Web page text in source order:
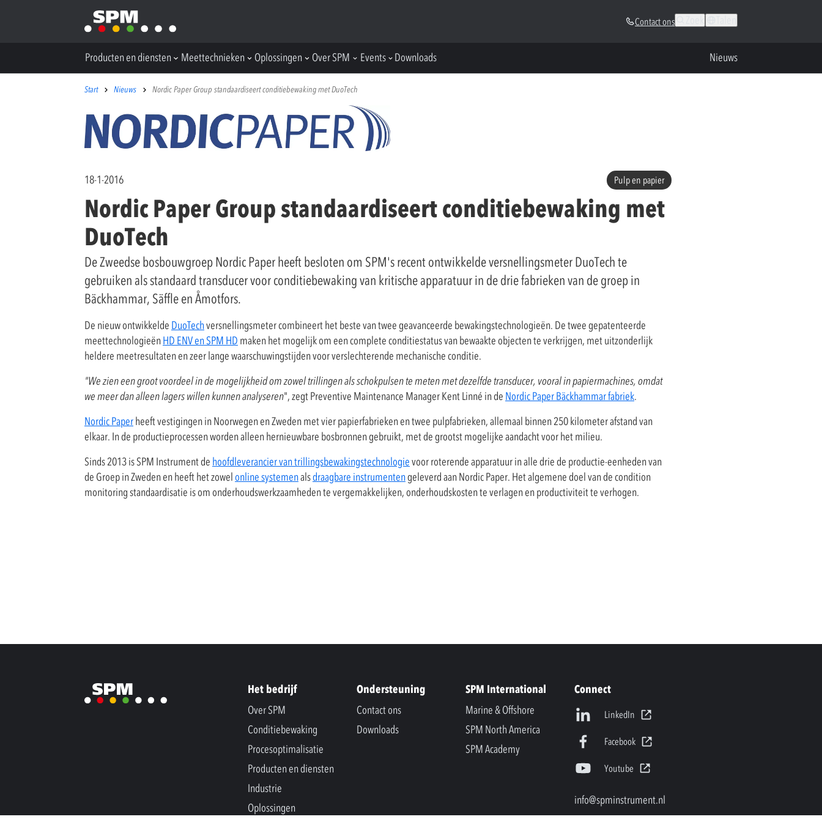
Contact ons
Producten en diensten Meettechnieken Oplossingen Over SPM Events Downloads Nieuws
Start Nieuws Nordic Paper Group standaardiseert conditiebewaking met DuoTech
18-1-2016 Pulp en papier
Nordic Paper Group standaardiseert conditiebewaking met
DuoTech
De Zweedse bosbouwgroep Nordic Paper heeft besloten om SPM's recent ontwikkelde versnellingsmeter DuoTech te
gebruiken als standaard transducer voor conditiebewaking van kritische apparatuur in de drie fabrieken van de groep in
Bäckhammar, Säffle en Åmotfors.
De nieuw ontwikkelde DuoTechversnellingsmeter combineert het beste van twee geavanceerde bewakingstechnologieën. De twee gepatenteerde
meettechnologieënHD ENV en SPM HD maken het mogelijk om een complete conditiestatus van bewaakte objecten te verkrijgen, met uitzonderlijk
heldere meetresultaten en zeer lange waarschuwingstijden voor verslechterende mechanische conditie.
"We zien een groot voordeel in de mogelijkheid om zowel trillingen als schokpulsen te meten met dezelfde transducer, vooral in papiermachines, omdat
we meer dan alleen lagers willen kunnen analyseren", zegt Preventive Maintenance Manager Kent Linné in de Nordic Paper Bäckhammar fabriek.
Nordic Paperheeft vestigingen in Noorwegen en Zweden met vier papierfabrieken en twee pulpfabrieken, allemaal binnen 250 kilometer afstand van
elkaar. In de productieprocessen worden alleen hernieuwbare bosbronnen gebruikt, met de grootst mogelijke aandacht voor het milieu.
Sinds 2013 is SPM Instrument de hoofdleverancier van trillingsbewakingstechnologievoor roterende apparatuur in alle drie de productie-eenheden van
de Groep in Zweden en heeft het zowelonline systemenalsdraagbare instrumentengeleverd aan Nordic Paper. Het algemene doel van de condition
monitoring standaardisatie is om onderhoudswerkzaamheden te vergemakkelijken, onderhoudskosten te verlagen en productiviteit te verhogen.
Het bedrijf
Over SPM
Conditiebewaking
Procesoptimalisatie
Producten en diensten
Industrie
Oplossingen
Ondersteuning
Contact ons
Downloads
SPM International
Marine & Offshore
SPM North America
SPM Academy
Connect
LinkedIn
Facebook
Youtube
info@spminstrument.nl